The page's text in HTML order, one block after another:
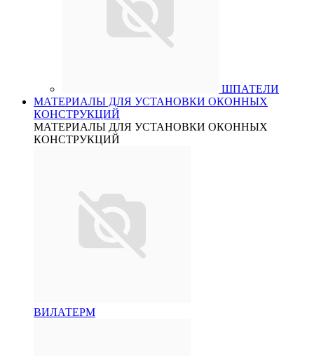
ШПАТЕЛИ
МАТЕРИАЛЫ ДЛЯ УСТАНОВКИ ОКОННЫХ
КОНСТРУКЦИЙ
МАТЕРИАЛЫ ДЛЯ УСТАНОВКИ ОКОННЫХ
КОНСТРУКЦИЙ
ВИЛАТЕРМ